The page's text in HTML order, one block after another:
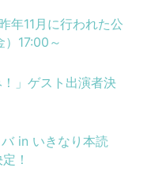
年11月に行われた公
17:00～
」ゲスト出演者決
in いきなり本読
！